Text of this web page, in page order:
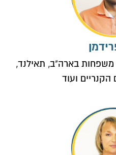
משפחות בארה"ב, תאילנד,
הקנריים ועוד